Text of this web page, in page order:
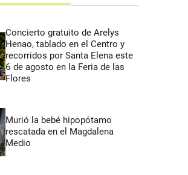
Concierto gratuito de Arelys
Henao, tablado en el Centro y
recorridos por Santa Elena este
6 de agosto en la Feria de las
Flores
Murió la bebé hipopótamo
rescatada en el Magdalena
Medio